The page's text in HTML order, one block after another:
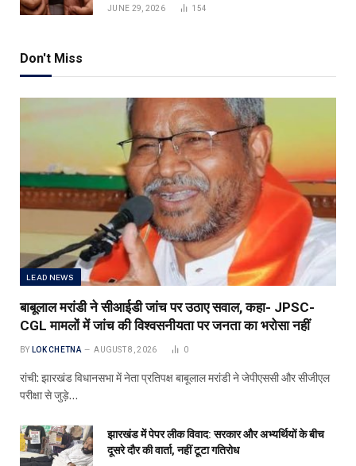
JUNE 29, 2026 154
Don't Miss
LEAD NEWS
बाबूलाल मरांडी ने सीआईडी जांच पर उठाए सवाल, कहा- JPSC-
CGL मामलों में जांच की विश्वसनीयता पर जनता का भरोसा नहीं
BY LOK CHETNA AUGUST 8, 2026 0
रांची: झारखंड विधानसभा में नेता प्रतिपक्ष बाबूलाल मरांडी ने जेपीएससी और सीजीएल
परीक्षा से जुड़े…
झारखंड में पेपर लीक विवाद: सरकार और अभ्यर्थियों के बीच
दूसरे दौर की वार्ता, नहीं टूटा गतिरोध